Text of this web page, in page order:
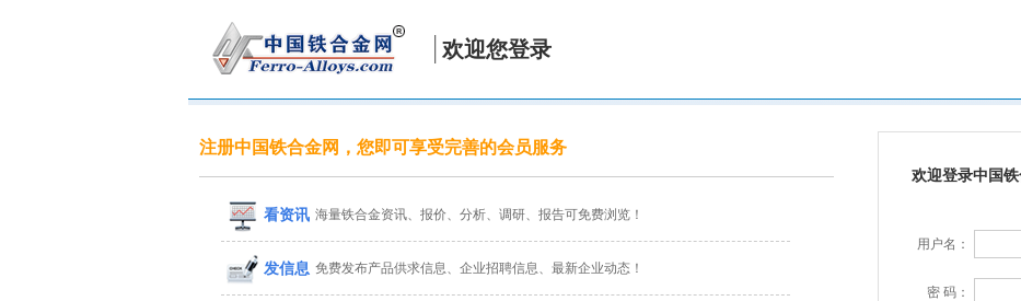
欢迎您登录
注册中国铁合金网，您即可享受完善的会员服务
看资讯 海量铁合金资讯、报价、分析、调研、报告可免费浏览！
发信息 免费发布产品供求信息、企业招聘信息、最新企业动态！
欢迎登录中国铁
用户名：
密 码：